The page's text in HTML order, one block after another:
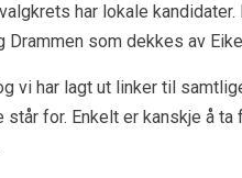
har lokale
som dekkes av
vi har lagt ut linker til
for. Enkelt er kanskje å